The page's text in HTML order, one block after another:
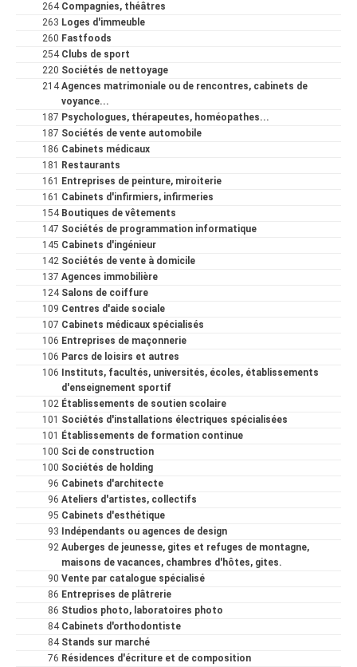
264 Compagnies, théâtres
263 Loges d'immeuble
260 Fastfoods
254 Clubs de sport
220 Sociétés de nettoyage
214Agences matrimoniale ou de rencontres, cabinets de
voyance...
187 Psychologues, thérapeutes, homéopathes...
187 Sociétés de vente automobile
186 Cabinets médicaux
181 Restaurants
161 Entreprises de peinture, miroiterie
161 Cabinets d'infirmiers, infirmeries
154 Boutiques de vêtements
147 Sociétés de programmation informatique
145 Cabinets d'ingénieur
142 Sociétés de vente à domicile
137 Agences immobilière
124 Salons de coiffure
109 Centres d'aide sociale
107 Cabinets médicaux spécialisés
106 Entreprises de maçonnerie
106 Parcs de loisirs et autres
106
Instituts, facultés, universités, écoles, établissements
d'enseignement sportif
102 Établissements de soutien scolaire
101 Sociétés d'installations électriques spécialisées
101 Établissements de formation continue
100 Sci de construction
100 Sociétés de holding
96 Cabinets d'architecte
96 Ateliers d'artistes, collectifs
95 Cabinets d'esthétique
93
Indépendants ou agences de design
92 Auberges de jeunesse, gites et refuges de montagne,
maisons de vacances, chambres d'hôtes, gites.
90 Vente par catalogue spécialisé
86 Entreprises de plâtrerie
86 Studios photo, laboratoires photo
84 Cabinets d'orthodontiste
84 Stands sur marché
76 Résidences d'écriture et de composition